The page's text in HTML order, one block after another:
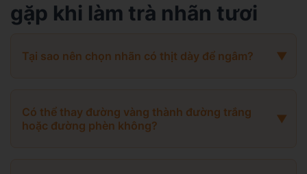
gặp khi làm trà nhãn tươi
Tại sao nên chọn nhãn có thịt dày để ngâm?
Có thể thay đường vàng thành đường trắng
hoặc đường phèn không?